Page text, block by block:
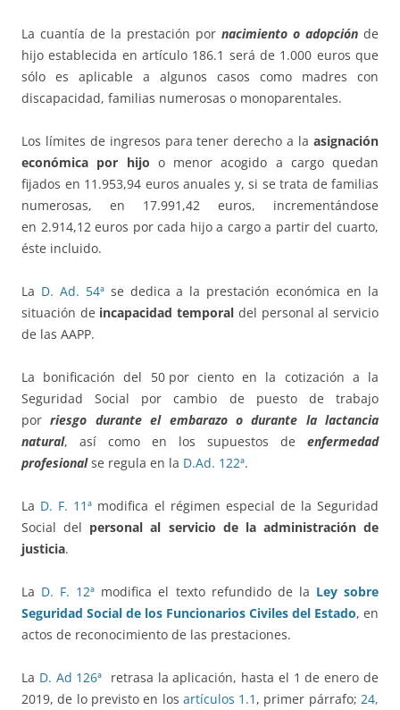
La cuantía de la prestación por nacimiento o adopción de
hijo establecida en artículo 186.1 será de 1.000 euros que
sólo es aplicable a algunos casos como madres con
discapacidad, familias numerosas o monoparentales.
Los límites de ingresos para tener derecho a la asignación
económica por hijo o menor acogido a cargo quedan
fijados en 11.953,94 euros anuales y, si se trata de familias
numerosas, en 17.991,42 euros, incrementándose
en 2.914,12 euros por cada hijo a cargo a partir del cuarto,
éste incluido.
La D. Ad. 54ªse dedica a la prestación económica en la
situación de incapacidad temporal del personal al servicio
de las AAPP.
La bonificación del 50 por ciento en la cotización a la
Seguridad Social por cambio de puesto de trabajo
porriesgo durante el embarazo o durante la lactancia
natural, así como en los supuestos de enfermedad
profesionalse regula en la D.Ad. 122ª.
La D. F. 11ª modifica el régimen especial de la Seguridad
Social del personal al servicio de la administración de
justicia.
La D. F. 12ª modifica el texto refundido de la Ley sobre
Seguridad Social de los Funcionarios Civiles del Estado, en
actos de reconocimiento de las prestaciones.
La D. Ad 126ª retrasa la aplicación, hasta el 1 de enero de
2019, de lo previsto en los artículos 1.1 , primer párrafo;24,